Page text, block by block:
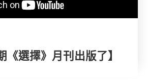
《選擇》月刊出版了】